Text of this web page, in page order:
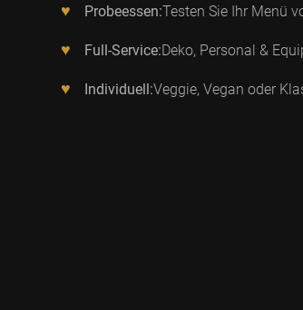
♥ Probeessen:Testen Sie Ihr Menü
♥ Full-Service:Deko, Personal &
♥ Individuell:Veggie, Vegan oder